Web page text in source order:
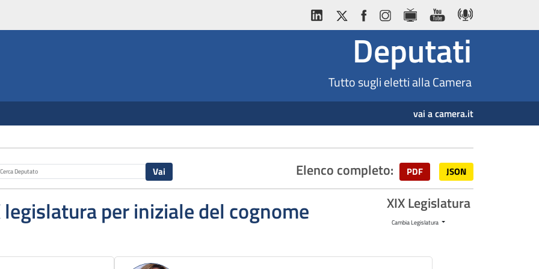
Deputati
Tutto sugli eletti alla Camera
vai a camera.it
Elenco completo: PDF JSON
per iniziale del cognome XIX Legislatura
Cambia Legislatura